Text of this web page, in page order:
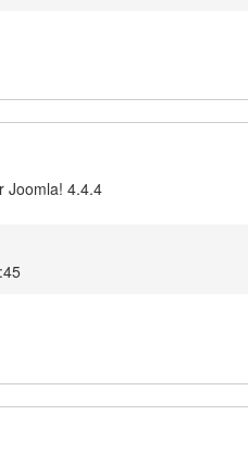
Joomla! 4.4.4